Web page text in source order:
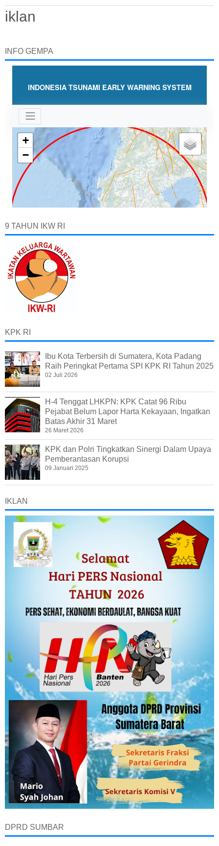
iklan
INFO GEMPA
9 TAHUN IKW RI
KPK RI
Ibu Kota Terbersih di Sumatera, Kota Padang
Raih Peringkat Pertama SPI KPK RI Tahun 2025
02 Juli 2026
H-4 Tenggat LHKPN: KPK Catat 96 Ribu
Pejabat Belum Lapor Harta Kekayaan, Ingatkan
Batas Akhir 31 Maret
26 Maret 2026
KPK dan Polri Tingkatkan Sinergi Dalam Upaya
Pemberantasan Korupsi
09 Januari 2025
IKLAN
DPRD SUMBAR